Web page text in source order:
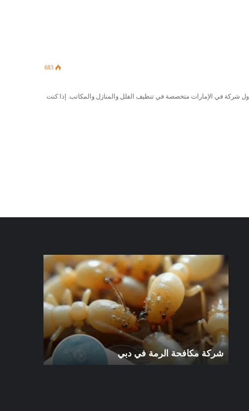
683
شركة في الإمارات متخصصة في تنظيف الفلل والمنازل والمكاتب. إذا كنت
شركة
مكافحة
في
دبي
شركة مكافحة الرمة في دبي
شركة
مكافحة
الرمة
في
الورقاء